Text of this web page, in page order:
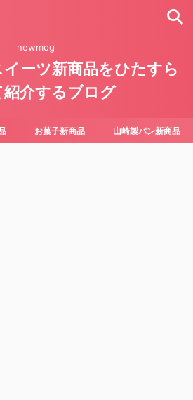
newmog
ーツ新商品をひたすら
紹介するブログ
お菓子新商品 山崎製パン新商品